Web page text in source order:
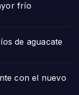
frío
de aguacate
con el nuevo